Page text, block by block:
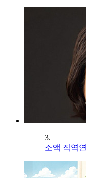
3.
소액 직역